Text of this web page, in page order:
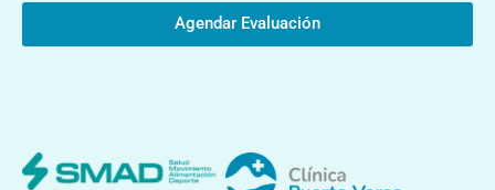
Agendar Evaluación